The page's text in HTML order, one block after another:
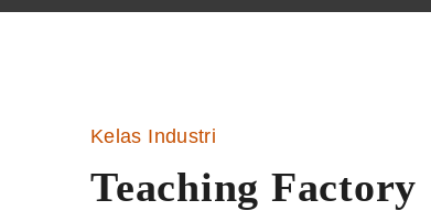
Kelas Industri
Teaching Factory